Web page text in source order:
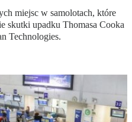
miejsc w samolotach, które
skutki upadku Thomasa Cooka
Technologies.